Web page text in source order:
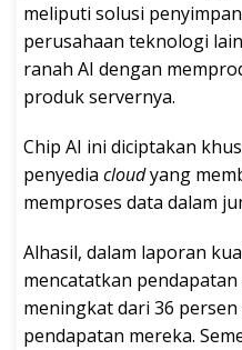
meliputi solusi
perusahaan teknologi
ranah AI dengan
produk servernya.
Chip AI ini diciptakan
penyedia cloudyang
memproses data dalam
Alhasil, dalam laporan
mencatatkan
meningkat dari 36
pendapatan mereka.